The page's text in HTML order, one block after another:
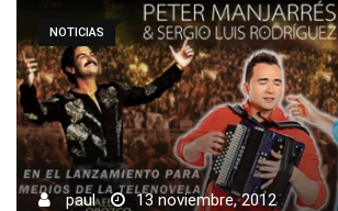
NOTICIAS
paul
13 noviembre, 2012